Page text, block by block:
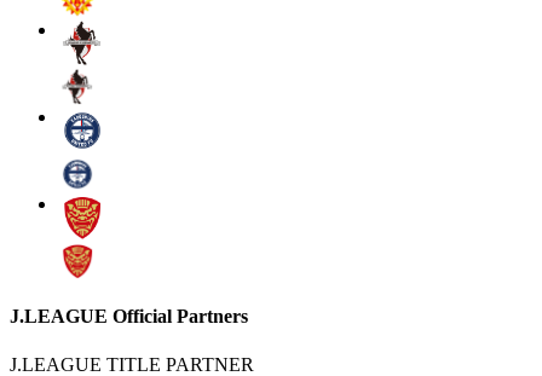
J.LEAGUE Official Partners
J.LEAGUE TITLE PARTNER